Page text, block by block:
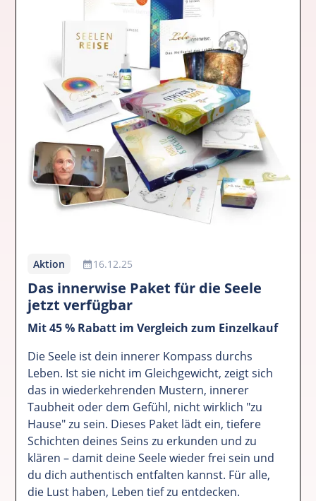
Aktion 16.12.25
Das innerwise Paket für die Seele
jetzt verfügbar
Mit 45 % Rabatt im Vergleich zum Einzelkauf
Die Seele ist dein innerer Kompass durchs
Leben. Ist sie nicht im Gleichgewicht, zeigt sich
das in wiederkehrenden Mustern, innerer
Taubheit oder dem Gefühl, nicht wirklich "zu
Hause" zu sein. Dieses Paket lädt ein, tiefere
Schichten deines Seins zu erkunden und zu
klären – damit deine Seele wieder frei sein und
du dich authentisch entfalten kannst. Für alle,
die Lust haben, Leben tief zu entdecken.